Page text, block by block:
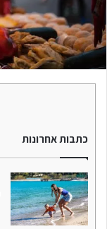
כתבות אחרונות